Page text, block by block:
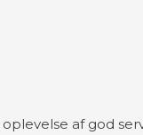
af god